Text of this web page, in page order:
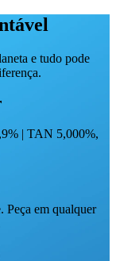
e tudo pode
| TAN 5,000%,
Peça em qualquer